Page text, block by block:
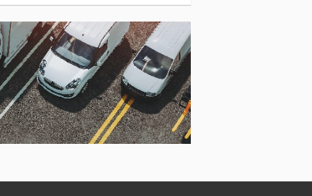
Mercedes-Benz Unități De Tractoare
Mercedes-Benz Volum Unitate Tractor
Peterbilt Unitate Tractor Standard
Volvo Unitate Tractor Standard